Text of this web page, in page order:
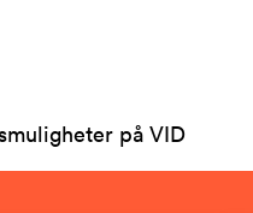
på VID